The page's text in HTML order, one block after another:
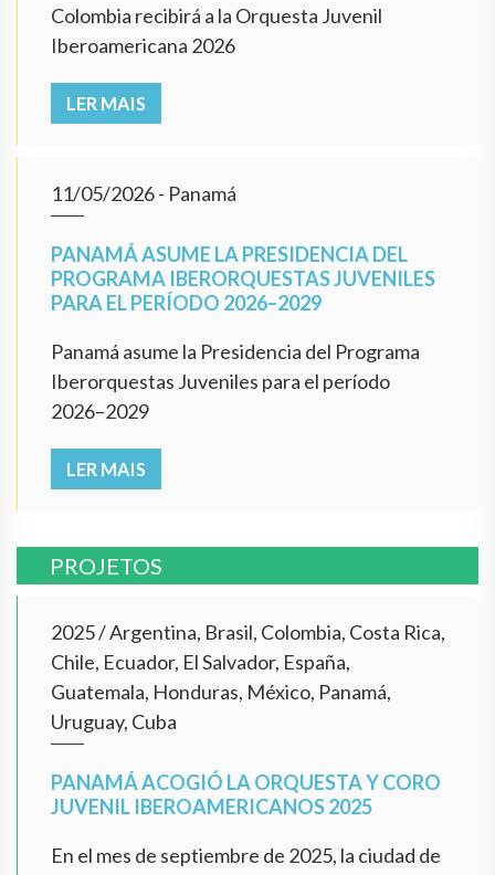
Colombia recibirá a la Orquesta Juvenil
Iberoamericana 2026
LER MAIS
11/05/2026- Panamá
PANAMÁ ASUME LA PRESIDENCIA DEL
PROGRAMA IBERORQUESTAS JUVENILES
PARA EL PERÍODO 2026–2029
Panamá asume la Presidencia del Programa
Iberorquestas Juveniles para el período
2026–2029
LER MAIS
PROJETOS
2025/Argentina, Brasil, Colombia, Costa Rica,
Chile, Ecuador, El Salvador, España,
Guatemala, Honduras, México, Panamá,
Uruguay, Cuba
PANAMÁ ACOGIÓ LA ORQUESTA Y CORO
JUVENIL IBEROAMERICANOS 2025
En el mes de septiembre de 2025, la ciudad de